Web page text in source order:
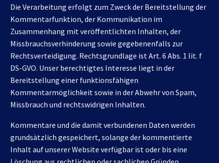
Die Verarbeitung erfolgt zum Zweck der Bereitstellung der
Kommentarfunktion, der Kommunikation im
Zusammenhang mit veröffentlichten Inhalten, der
Missbrauchsverhinderung sowie gegebenenfalls zur
Rechtsverteidigung. Rechtsgrundlage ist Art. 6 Abs. 1 lit. f
DS-GVO. Unser berechtigtes Interesse liegt in der
Bereitstellung einer funktionsfähigen
Kommentarmöglichkeit sowie in der Abwehr von Spam,
Missbrauch und rechtswidrigen Inhalten.
Kommentare und die damit verbundenen Daten werden
grundsätzlich gespeichert, solange der kommentierte
Inhalt auf unserer Website verfügbar ist oder bis eine